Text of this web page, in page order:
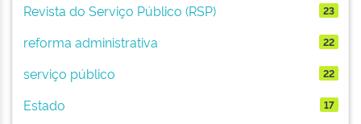
Revista do Serviço Público (RSP) 23
reforma administrativa 22
serviço público 22
Estado 17